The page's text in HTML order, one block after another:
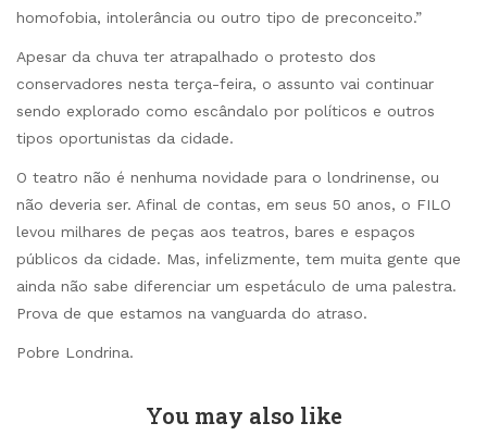
homofobia, intolerância ou outro tipo de preconceito.”
Apesar da chuva ter atrapalhado o protesto dos
conservadores nesta terça-feira, o assunto vai continuar
sendo explorado como escândalo por políticos e outros
tipos oportunistas da cidade.
O teatro não é nenhuma novidade para o londrinense, ou
não deveria ser. Afinal de contas, em seus 50 anos, o FILO
levou milhares de peças aos teatros, bares e espaços
públicos da cidade. Mas, infelizmente, tem muita gente que
ainda não sabe diferenciar um espetáculo de uma palestra.
Prova de que estamos na vanguarda do atraso.
Pobre Londrina.
You may also like